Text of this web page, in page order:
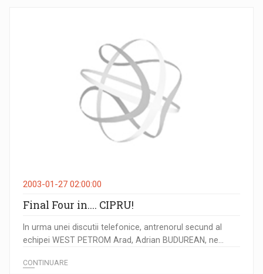
2003-01-27 02:00:00
Final Four in.... CIPRU!
In urma unei discutii telefonice, antrenorul secund al
echipei WEST PETROM Arad, Adrian BUDUREAN, ne...
CONTINUARE